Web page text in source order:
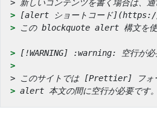
>
>
>
>